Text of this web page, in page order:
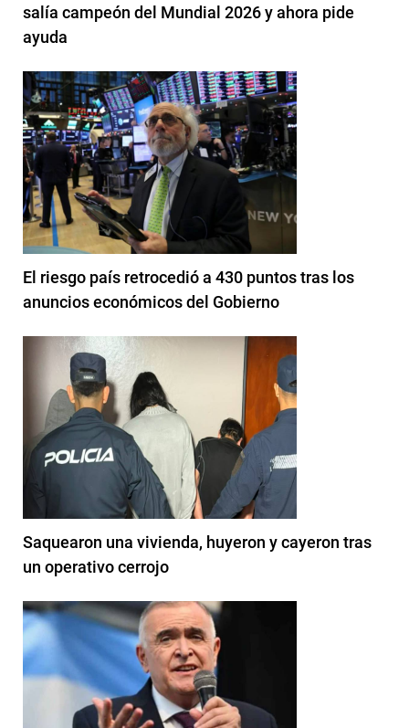
salía campeón del Mundial 2026 y ahora pide
ayuda
El riesgo país retrocedió a 430 puntos tras los
anuncios económicos del Gobierno
Saquearon una vivienda, huyeron y cayeron tras
un operativo cerrojo